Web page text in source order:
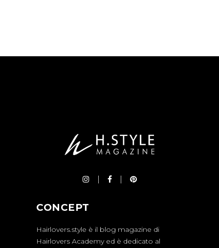
CONCEPT
Hairlovers.style è il blog magazine di
Hairlovers Academy ed è dedicato al